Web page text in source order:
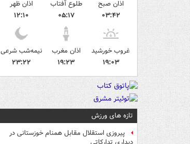
اذان صبح
۰۳:۴۲
طلوع آفتاب
۰۵:۱۷
اذان ظهر
۱۲:۱۰
غروب خورشید
۱۹:۰۳
اذان مغرب
۱۹:۲۳
نیمه‌شب شرعی
۲۳:۲۲
تازه های ورزش
پیروزی استقلال مقابل همنام خوزستانی در